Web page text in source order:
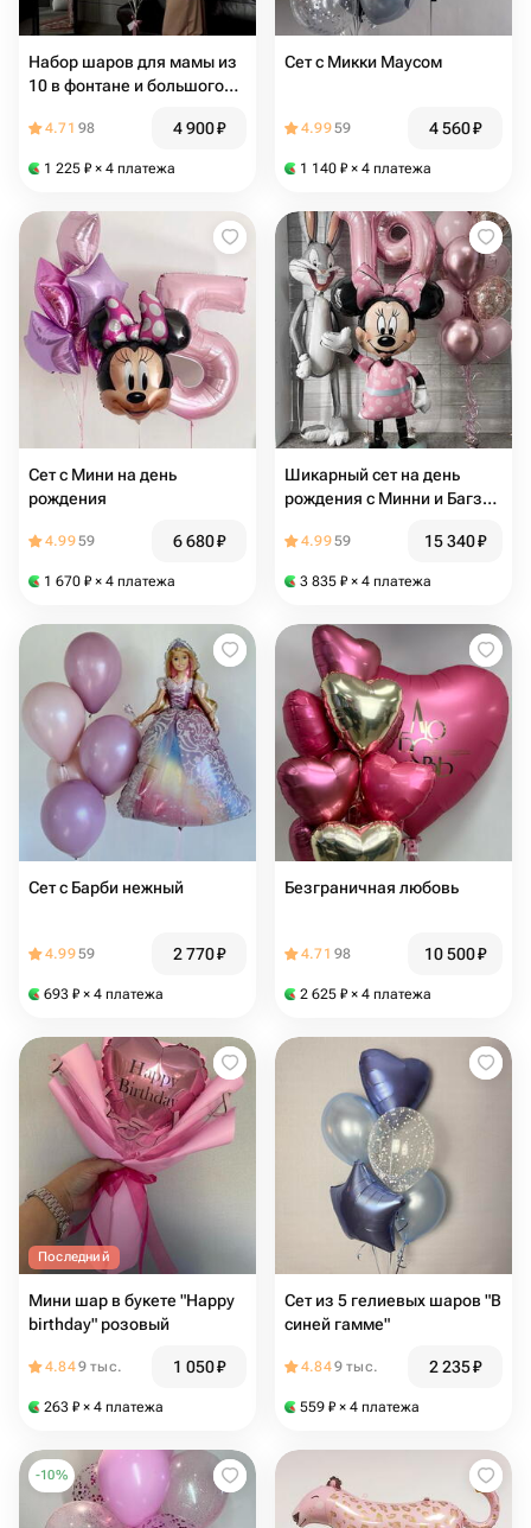
Набор шаров для мамы из
10 в фонтане и большого
4.71 98 4 900₽
1 225 ₽ × 4 платежа
Сет с Микки Маусом
4.9959 4 560₽
1 140 ₽ × 4 платежа
Сет с Мини на день
рождения
4.9959 6 680₽
1 670 ₽ × 4 платежа
Шикарный сет на день
рождения с Минни и Багз
4.9959 15 340₽
3 835 ₽ × 4 платежа
Сет с Барби нежный
4.9959 2 770₽
693 ₽ × 4 платежа
Безграничная любовь
4.71 98 10 500₽
2 625 ₽ × 4 платежа
Последний
Мини шар в букете "Happy
birthday" розовый
4.849 тыс. 1 050₽
263 ₽ × 4 платежа
Сет из 5 гелиевых шаров "В
синей гамме"
4.849 тыс. 2 235₽
559 ₽ × 4 платежа
-10%